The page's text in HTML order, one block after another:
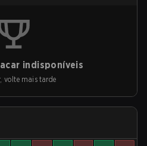
indisponíveis
volte mais tarde